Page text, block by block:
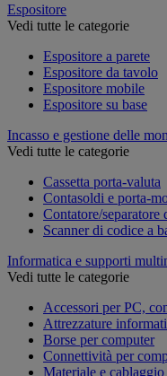
Espositore
Vedi tutte le categorie
Espositore a parete
Espositore da tavolo
Espositore mobile
Espositore su base
Incasso e gestione delle
Vedi tutte le categorie
Cassetta porta-valuta
Contasoldi e porta-
Contatore/separatore
Scanner di codice a
Informatica e supporti
Vedi tutte le categorie
Accessori per PC,
Attrezzature
Borse per computer
Connettività per
Materiale e